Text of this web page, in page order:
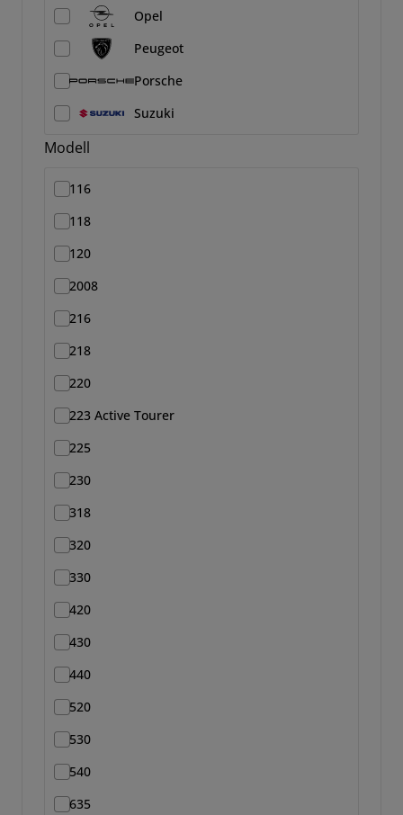
Opel
Peugeot
Porsche
Suzuki
Modell
116
118
120
2008
216
218
220
223 Active Tourer
225
230
318
320
330
420
430
440
520
530
540
635